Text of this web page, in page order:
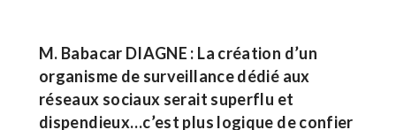
M. Babacar DIAGNE : La création d’un
organisme de surveillance dédié aux
réseaux sociaux serait superflu et
dispendieux…c’est plus logique de confier